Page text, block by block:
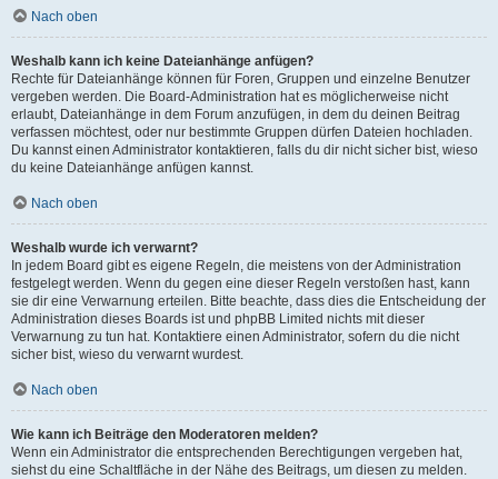
Nach oben
Weshalb kann ich keine Dateianhänge anfügen?
Rechte für Dateianhänge können für Foren, Gruppen und einzelne Benutzer
vergeben werden. Die Board-Administration hat es möglicherweise nicht
erlaubt, Dateianhänge in dem Forum anzufügen, in dem du deinen Beitrag
verfassen möchtest, oder nur bestimmte Gruppen dürfen Dateien hochladen.
Du kannst einen Administrator kontaktieren, falls du dir nicht sicher bist, wieso
du keine Dateianhänge anfügen kannst.
Nach oben
Weshalb wurde ich verwarnt?
In jedem Board gibt es eigene Regeln, die meistens von der Administration
festgelegt werden. Wenn du gegen eine dieser Regeln verstoßen hast, kann
sie dir eine Verwarnung erteilen. Bitte beachte, dass dies die Entscheidung der
Administration dieses Boards ist und phpBB Limited nichts mit dieser
Verwarnung zu tun hat. Kontaktiere einen Administrator, sofern du die nicht
sicher bist, wieso du verwarnt wurdest.
Nach oben
Wie kann ich Beiträge den Moderatoren melden?
Wenn ein Administrator die entsprechenden Berechtigungen vergeben hat,
siehst du eine Schaltfläche in der Nähe des Beitrags, um diesen zu melden.